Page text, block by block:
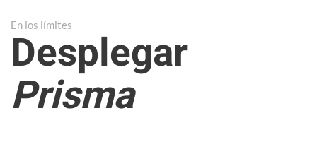
En los límites
Desplegar
Prisma